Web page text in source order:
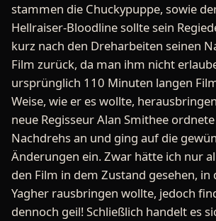
stammen die Chuckypuppe, sowie
Hellraiser-Bloodline sollte sein
kurz nach den Dreharbeiten seinen
Film zurück, da man ihm nicht
ursprünglich 110 Minuten langen
Weise, wie er es wollte,
neue Regisseur Alan Smithee
Nachdrehs an und ging auf die
Änderungen ein. Zwar hätte ich nur
den Film in dem Zustand gesehen, in
Yagher rausbringen wollte, jedoch
dennoch geil! Schließlich handelt es